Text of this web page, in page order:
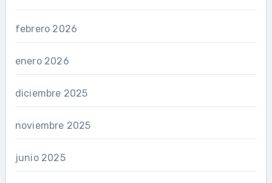
febrero 2026
enero 2026
diciembre 2025
noviembre 2025
junio 2025